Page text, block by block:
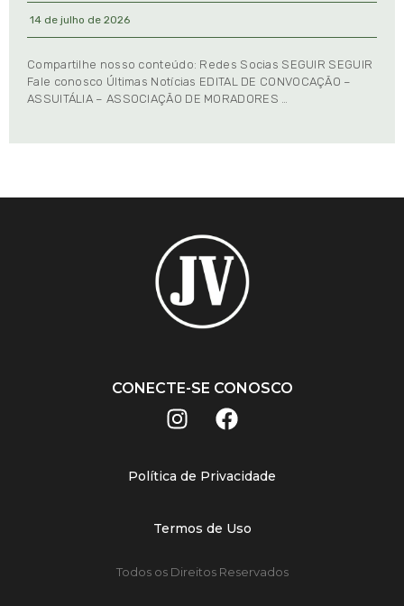
14 de julho de 2026
Compartilhe nosso conteúdo: Redes Socias SEGUIR SEGUIR
Fale conosco Últimas Notícias EDITAL DE CONVOCAÇÃO –
ASSUITÁLIA – ASSOCIAÇÃO DE MORADORES …
CONECTE-SE CONOSCO
Política de Privacidade
Termos de Uso
Todos os Direitos Reservados